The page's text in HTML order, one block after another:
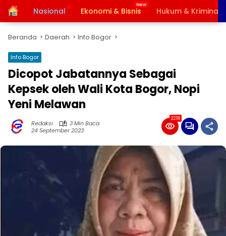
HomeNasional Ekonomi & Bisnis Hukum & Kriminal
Beranda Daerah Info Bogor
Info Bogor
Dicopot Jabatannya Sebagai
Kepsek oleh Wali Kota Bogor, Nopi
Yeni Melawan
Redaksi
3 Min Baca
24 September 2023
2218